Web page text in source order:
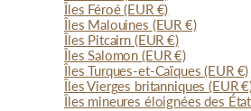
Îles Féroé(EUR €)
Îles Malouines (EUR €)
Îles Pitcairn (EUR €)
Îles Salomon(EUR €)
Îles Turques-et-Caïques(EUR €)
Îles Vierges britanniques(EUR
Îles mineures éloignées des